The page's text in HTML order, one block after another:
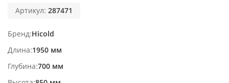
Артикул: 287471
Бренд Hicold
Длина 1950 мм
Глубина 700 мм